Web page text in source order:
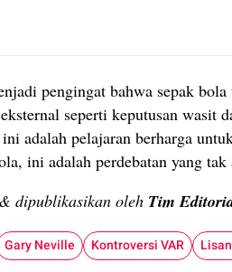
pengingat bahwa sepak
seperti keputusan wasit
adalah pelajaran berharga
ini adalah perdebatan yang tak
dipublikasikan oleh Tim
Gary Neville Kontroversi VAR